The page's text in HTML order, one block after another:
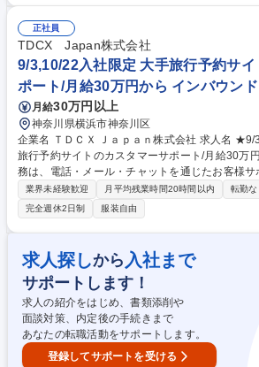
折衝や品質・納期・コスト管理 ■量産化にむけた
魅力】新規事業の立ち上げメンバーとして０から
少人数でスピード感があり、自身のアイデアを形
す。 募集職種 【商品開発(カプセルトイ)】新規事業/キャラクターの魅力
を形に/プライム上場
正社員
TDCX Japan株式会社
9/3,10/22入社限定 大手旅行予約サ
ポート/月給30万円から インバウン
月給30万円以上
神奈川県横浜市神奈川区
企業名 ＴＤＣＸ Ｊａｐａｎ株式会社 求人名 ★9/3,10/22入社限定★大手
旅行予約サイトのカスタマーサポート/月給30万円から 仕事の内
務は、電話・メール・チャットを通じたお客様
象は、ホテルやフライト、現地でのアクティビテ
す。 予約内容の変更やキャンセル、支払いに関するご質問はもちろん、
「現地で予約したアクティビティの場所が分から
トラブルにも対応していただきます。 あなたの
を感謝に変える。そんなやりがいを日々感じられる仕
★9/3,10/22入社限定★大手旅行予約サイトのカス
万円から
業界未経験歓迎 月平均残業時間20時間以内 転勤な
完全週休2日制
服装自由
求人探しから 入社まで
サポートします！
求人の紹介をはじめ、書類添削や
面談対策、内定後の手続きまで
あなたの転職活動をサポートします。
登録してサポートを受ける